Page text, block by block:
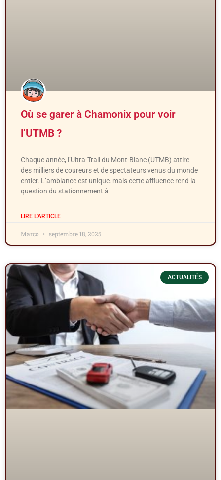
Où se garer à Chamonix pour voir
l’UTMB ?
Chaque année, l’Ultra-Trail du Mont-Blanc (UTMB) attire
des milliers de coureurs et de spectateurs venus du monde
entier. L’ambiance est unique, mais cette affluence rend la
question du stationnement à
LIRE L'ARTICLE
Marco septembre 18, 2025
ACTUALITÉS